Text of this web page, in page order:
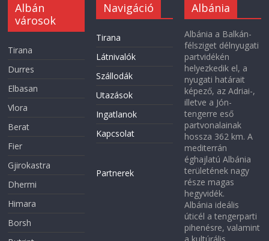
Albán
városok
Tirana
Durres
Elbasan
Vlora
Berat
Fier
Gjirokastra
Dhermi
Himara
Borsh
Navigáció
Tirana
Látnivalók
Szállodák
Utazások
Ingatlanok
Kapcsolat
Partnerek
Albánia
Albánia a Balkán-
félsziget délnyugati
partvidékén
helyezkedik el, a
nyugati határait
képező, az Adriai-,
illetve a Jón-
tengerre eső
partvonalainak
hossza 362 km. A
mediterrán
éghajlatú Albánia
területének nagy
része magas
hegyvidék.
Albánia ideális
úticél a tengerparti
pihenésre, valamint